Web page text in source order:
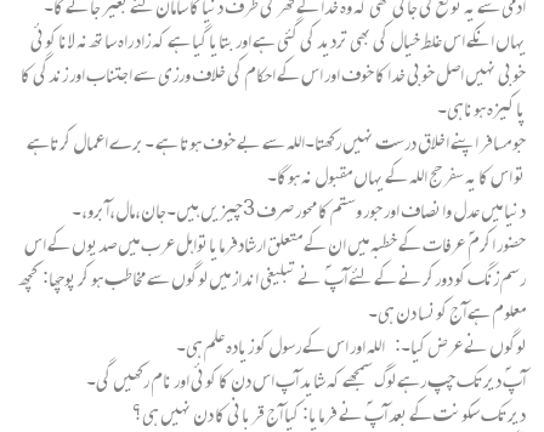
یہاں انکے اس غلط خیال کی بھی تردید کی گئی ہے اور بتایا گیا ہے کہ زاد راہ ساتھ نہ لانا کوئی
خوبی نہیں اصل خوبی خدا کا خوف اور اس کے احکام کی خلاف ورزی سے اجتناب اور زندگی کا
پاکیزہ ہوناہی۔
جو مسافر اپنے اخلاق درست نہیں رکھتا۔اللہ سے بے خوف ہوتا ہے ۔برے اعمال کرتاہے
تو اس کا یہ سفر حج اللہ کے یہاں مقبول نہ ہوگا۔
دنیا میں عدل وانصاف اور جور وستم کا محور صرف 3چیزیں ہیں۔جان،مال،آبرو،۔
حضور اکرم ؐ عرفات کے خطبہ میں ان کے متعلق ارشادفرمایاتواہل عرب میں صدیوں کے اس
رسم زنگ کو دورکرنے کے لئے آپ ؐ نے تبلیغی انداز میں لوگوں سے مخاطب ہو کر پوچھا: کچھ
معلوم ہے آج کونسا دن ہی۔
لوگوں نے عرض کیا۔: اللہ اور اس کے رسول کو زیادہ علم ہی۔
آپؐ دیر تک چپ رہے لوگ سمجھے کہ شاید آپ اس دن کا کوئی اور نام رکھیں گی۔
دیر تک سکونت کے بعد آپؐ نے فرمایا: کیا آج قربانی کا دن نہیں ہی؟